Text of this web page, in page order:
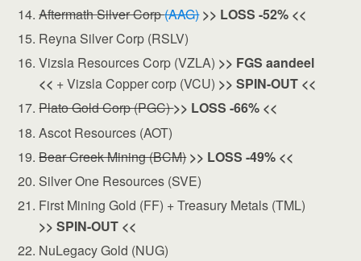
Aftermath Silver Corp(AAG)>> LOSS -52% <<
Reyna Silver Corp (RSLV)
Vizsla Resources Corp (VZLA) >> FGS aandeel
<< + Vizsla Copper corp (VCU) >> SPIN-OUT <<
Plato Gold Corp (PGC)>> LOSS -66% <<
Ascot Resources (AOT)
Bear Creek Mining (BCM)>> LOSS -49% <<
Silver One Resources (SVE)
First Mining Gold (FF) + Treasury Metals (TML)
>> SPIN-OUT <<
NuLegacy Gold (NUG)